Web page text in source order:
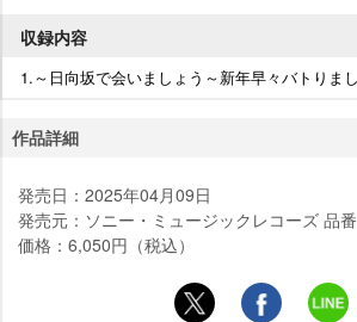
収録内容
1.～日向坂で会いましょう～新年早々バトりま
作品詳細
発売日：2025年04月09日
発売元：ソニー・ミュージックレコーズ 品
価格：6,050円（税込）